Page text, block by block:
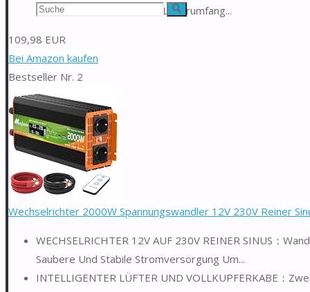
Suchen
nach:
Suche
5 Meter Stromkabel ist im Lieferumfang...
109,98 EUR
Bei Amazon kaufen
Bestseller Nr. 2
Wechselrichter 2000W Spannungswandler 12V 230V Reiner
WECHSELRICHTER 12V AUF 230V REINER SINUS：
Saubere Und Stabile Stromversorgung Um...
INTELLIGENTER LÜFTER UND VOLLKUPFERKABE：